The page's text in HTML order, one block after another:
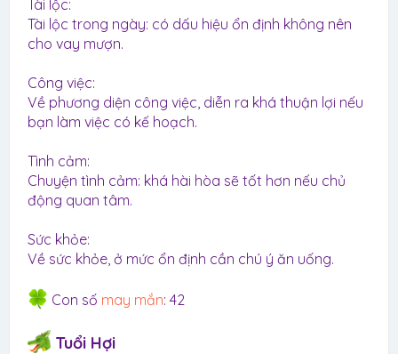
Tài lộc:
Tài lộc trong ngày: có dấu hiệu ổn định không nên
cho vay mượn.
Công việc:
Về phương diện công việc, diễn ra khá thuận lợi nếu
bạn làm việc có kế hoạch.
Tình cảm:
Chuyện tình cảm: khá hài hòa sẽ tốt hơn nếu chủ
động quan tâm.
Sức khỏe:
Về sức khỏe, ở mức ổn định cần chú ý ăn uống.
Con số may mắn: 42
Tuổi Hợi